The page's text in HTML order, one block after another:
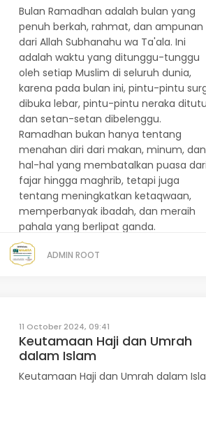
Bulan Ramadhan adalah bulan yang
penuh berkah, rahmat, dan ampunan
dari Allah Subhanahu wa Ta'ala. Ini
adalah waktu yang ditunggu-tunggu
oleh setiap Muslim di seluruh dunia,
karena pada bulan ini, pintu-pintu
dibuka lebar, pintu-pintu neraka
dan setan-setan dibelenggu.
Ramadhan bukan hanya tentang
menahan diri dari makan, minum, dan
hal-hal yang membatalkan puasa
fajar hingga maghrib, tetapi juga
tentang meningkatkan ketaqwaan,
memperbanyak ibadah, dan meraih
pahala yang berlipat ganda.
ADMIN ROOT
11 October 2024, 09:41
Keutamaan Haji dan Umrah
dalam Islam
Keutamaan Haji dan Umrah dalam